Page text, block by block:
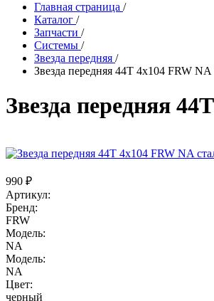
Главная страница /
Каталог /
Запчасти /
Системы /
Звезда передняя /
Звезда передняя 44T 4x104 FRW NA
Звезда передняя
990 ₽
Артикул:
Бренд:
FRW
Модель:
NA
Модель:
NA
Цвет:
черный